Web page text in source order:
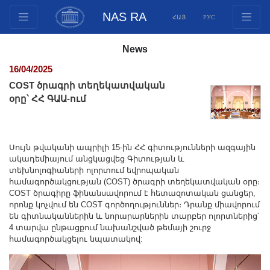
NAS RA ՀԱՅ РУС
Innovation Proposals
Conferences
Competitions
International cooperation
Youth programs
Photogallery
Videogallery
Web Resources
News
16/04/2025
COST ծրագրի տեղեկատվական
օրը՝ ՀՀ ԳԱԱ-ում
Սույն թվականի ապրիլի 15-ին ՀՀ գիտությունների ազգային
ակադեմիայում անցկացվեց Գիտության և
տեխնոլոգիաների ոլորտում եվրոպական
համագործակցության (COST) ծրագրի տեղեկատվական օրը։
COST ծրագիրը ֆինանսավորում է հետազոտական ցանցեր,
որոնք կոչվում են COST գործողություններ։ Դրանք միավորում
են գիտնականներին և նորարարներին տարբեր ոլորտներից՝
4 տարվա ընթացքում նախանշված թեմայի շուրջ
համագործակցելու նպատակով: